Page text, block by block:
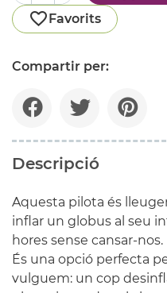
Favorits
Compartir per:
Descripció
Aquesta pilota és
inflar un globus al seu
hores sense cansar-nos.
És una opció perfecta
vulguem: un cop